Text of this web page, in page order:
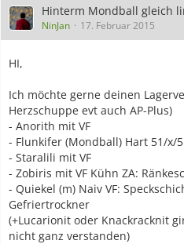
Hinterm Mondball gleich
NinJan 17. Februar 2015
HI,
Ich möchte gerne deinen
Herzschuppe evt auch AP-Plus)
- Anorith mit VF
- Flunkifer (Mondball) Hart 51/x/
- Staralili mit VF
- Zobiris mit VF Kühn ZA:
- Quiekel (m) Naiv VF:
Gefriertrockner
(+Lucarionit oder Knackracknit
nicht ganz verstanden)